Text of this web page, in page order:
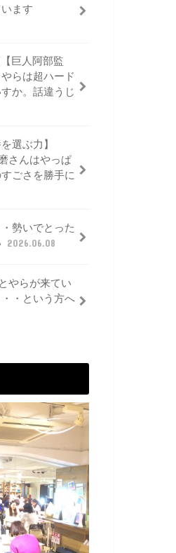
ます
巨人阿部監
らは超ハード
か。話違うじ
選ぶ力】
さんはやっぱ
ごさを勝手に
勢いでとった
2026.06.08
やらが来てい
・という方へ